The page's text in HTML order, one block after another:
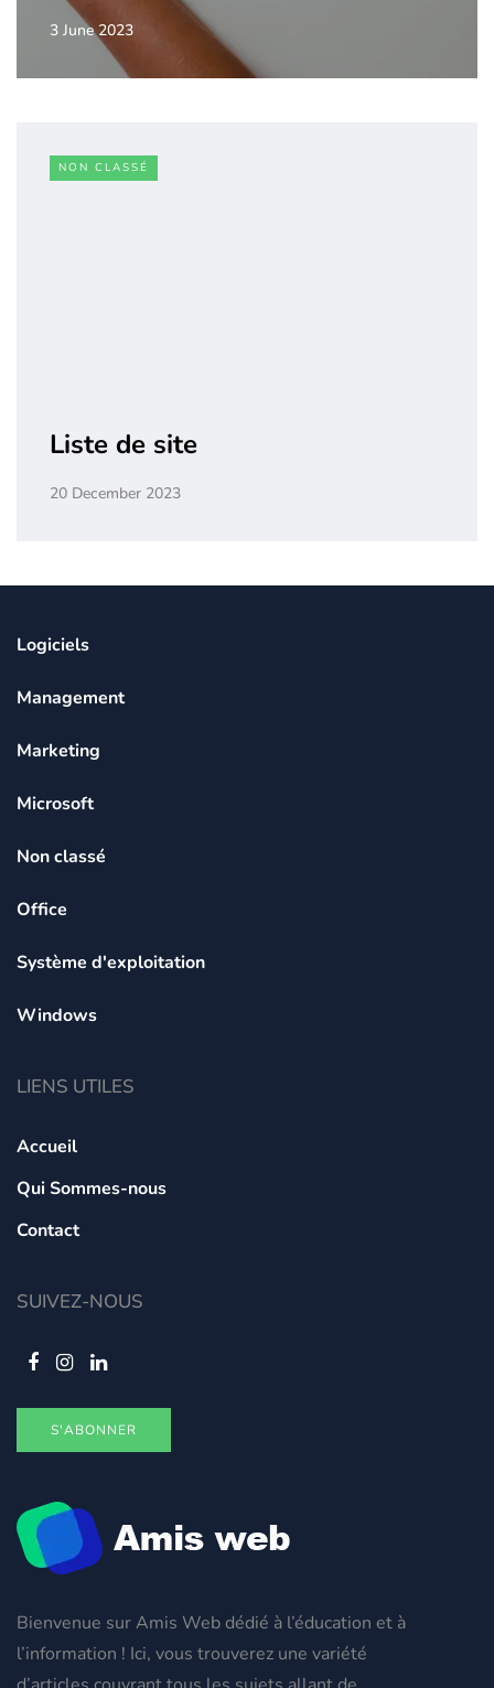
3 June 2023
NON CLASSÉ
Liste de site
20 December 2023
Bienvenue sur Amis Web dédié à l’éducation et à
l’information ! Ici, vous trouverez une variété
Logiciels
Management
Marketing
Microsoft
Non classé
Office
Système d'exploitation
Windows
LIENS UTILES
Accueil
Qui Sommes-nous
Contact
SUIVEZ-NOUS
S'ABONNER